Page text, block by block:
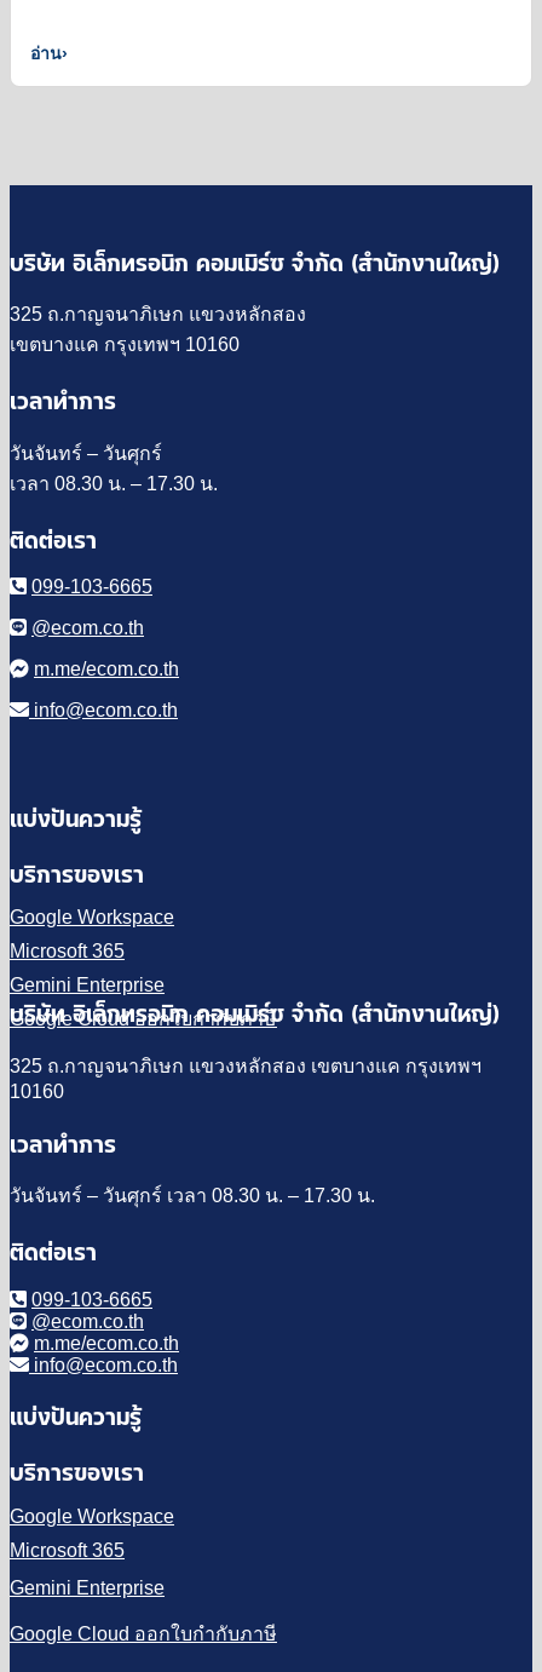
อ่าน›
บริษัท อิเล็กทรอนิก คอมเมิร์ซ จำกัด (สำนักงานใหญ่)
325 ถ.กาญจนาภิเษก แขวงหลักสอง
เขตบางแค กรุงเทพฯ 10160
เวลาทำการ
วันจันทร์ – วันศุกร์
เวลา 08.30 น. – 17.30 น.
ติดต่อเรา
099-103-6665
@ecom.co.th
m.me/ecom.co.th
info@ecom.co.th
แบ่งปันความรู้
บริการของเรา
Google Workspace
Microsoft 365
Gemini Enterprise
Google Cloud ออกใบกำกับภาษี
บริษัท อิเล็กทรอนิก คอมเมิร์ซ จำกัด (สำนักงานใหญ่)
325 ถ.กาญจนาภิเษก แขวงหลักสอง เขตบางแค กรุงเทพฯ
10160
เวลาทำการ
วันจันทร์ – วันศุกร์ เวลา 08.30 น. – 17.30 น.
ติดต่อเรา
099-103-6665
@ecom.co.th
m.me/ecom.co.th
info@ecom.co.th
แบ่งปันความรู้
บริการของเรา
Google Workspace
Microsoft 365
Gemini Enterprise
Google Cloud ออกใบกำกับภาษี